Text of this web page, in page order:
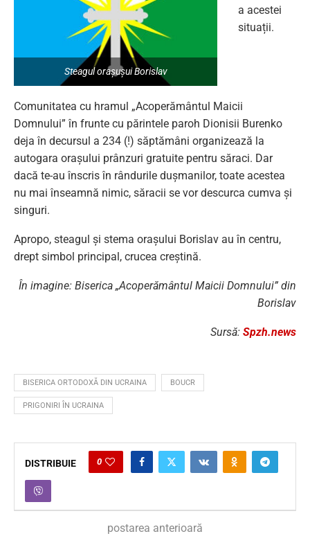
Steagul orașușui Borislav
a acestei
situații.
Comunitatea cu hramul „Acoperământul Maicii
Domnului” în frunte cu părintele paroh Dionisii Burenko
deja în decursul a 234 (!) săptămâni organizează la
autogara orașului prânzuri gratuite pentru săraci. Dar
dacă te-au înscris în rândurile dușmanilor, toate acestea
nu mai înseamnă nimic, săracii se vor descurca cumva și
singuri.
Apropo, steagul și stema orașului Borislav au în centru,
drept simbol principal, crucea creștină.
În imagine: Biserica „Acoperământul Maicii Domnului” din
Borislav
Sursă: Spzh.news
BISERICA ORTODOXĂ DIN UCRAINA BOUCR
PRIGONIRI ÎN UCRAINA
DISTRIBUIE 0
postarea anterioară